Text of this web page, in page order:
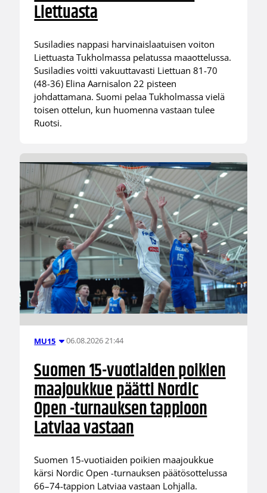
Liettuasta
Susiladies nappasi harvinaislaatuisen voiton
Liettuasta Tukholmassa pelatussa maaottelussa.
Susiladies voitti vakuuttavasti Liettuan 81-70
(48-36) Elina Aarnisalon 22 pisteen
johdattamana. Suomi pelaa Tukholmassa vielä
toisen ottelun, kun huomenna vastaan tulee
Ruotsi.
MU15 06.08.2026 21:44
Suomen 15-vuotiaiden poikien
maajoukkue päätti Nordic
Open -turnauksen tappioon
Latviaa vastaan
Suomen 15-vuotiaiden poikien maajoukkue
kärsi Nordic Open -turnauksen päätösottelussa
66–74-tappion Latviaa vastaan Lohjalla.